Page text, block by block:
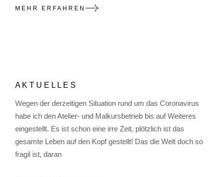
MEHR ERFAHREN
A K T U E L L E S
Wegen der derzeitigen Situation rund um das Coronavirus
habe ich den Atelier- und Malkursbetrieb bis auf Weiteres
eingestellt. Es ist schon eine irre Zeit, plötzlich ist das
gesamte Leben auf den Kopf gestellt! Das die Welt doch so
fragil ist, daran